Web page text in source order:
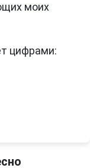
моих
цифрами: